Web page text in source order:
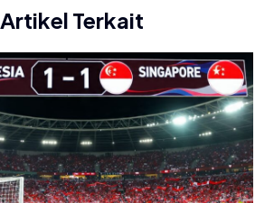
Artikel Terkait